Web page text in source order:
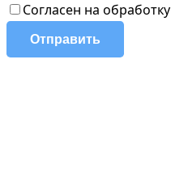
Согласен на обработку